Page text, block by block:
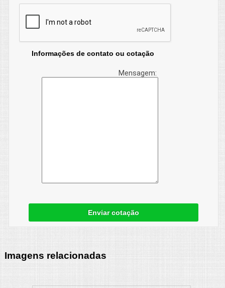
Informações de contato ou cotação
Mensagem:
Enviar cotação
Imagens relacionadas